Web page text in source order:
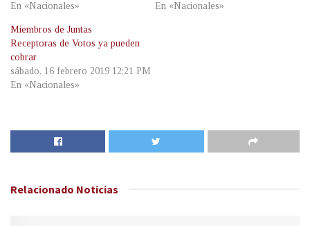
En «Nacionales»
En «Nacionales»
Miembros de Juntas
Receptoras de Votos ya pueden
cobrar
sábado, 16 febrero 2019 12:21 PM
En «Nacionales»
Relacionado Noticias